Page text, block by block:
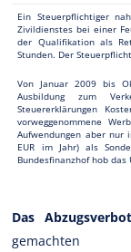
Ein Steuerpflichtiger
Zivildienstes bei einer
der Qualifikation als
Stunden. Der
Von Januar 2009 bis
Ausbildung zum
Steuererklärungen
vorweggenommene
Aufwendungen aber nur
EUR im Jahr) als
Bundesfinanzhof hob
Das Abzugsverbot
gemachten